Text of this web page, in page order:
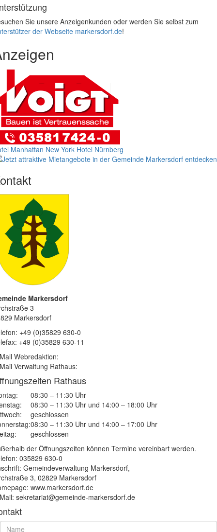
Sie unsere Anzeigenkunden oder werden Sie selbst zum
der Webseite markersdorf.de!
Manhattan New York Hotel Nürnberg
Markersdorf
3
Markersdorf
+49 (0)35829 630-0
+49 (0)35829 630-11
Webredaktion:
Verwaltung Rathaus:
Rathaus
08:30 – 11:30 Uhr
08:30 – 11:30 Uhr und 14:00 – 18:00 Uhr
geschlossen
08:30 – 11:30 Uhr und 14:00 – 17:00 Uhr
geschlossen
der Öffnungszeiten können Termine vereinbart werden.
035829 630-0
Gemeindeverwaltung Markersdorf,
3, 02829 Markersdorf
www.markersdorf.de
sekretariat@gemeinde-markersdorf.de